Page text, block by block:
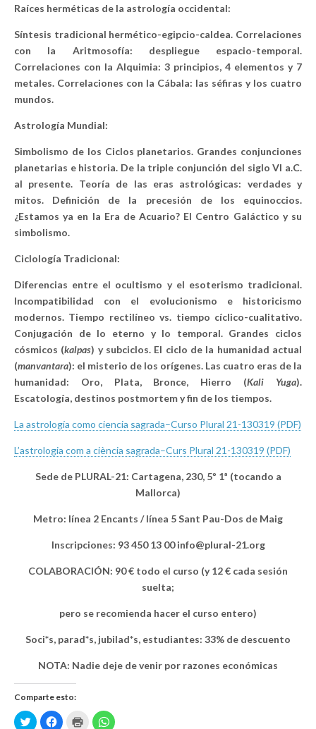
Raíces herméticas de la astrología occidental:
Síntesis tradicional hermético-egipcio-caldea. Correlaciones
con la Aritmosofía: despliegue espacio-temporal.
Correlaciones con la Alquimia: 3 principios, 4 elementos y 7
metales. Correlaciones con la Cábala: las séfiras y los cuatro
mundos.
Astrología Mundial:
Simbolismo de los Ciclos planetarios. Grandes conjunciones
planetarias e historia. De la triple conjunción del siglo VI a.C.
al presente. Teoría de las eras astrológicas: verdades y
mitos. Definición de la precesión de los equinoccios.
¿Estamos ya en la Era de Acuario? El Centro Galáctico y su
simbolismo.
Ciclología Tradicional:
Diferencias entre el ocultismo y el esoterismo tradicional.
Incompatibilidad con el evolucionismo e historicismo
modernos. Tiempo rectilíneo vs. tiempo cíclico-cualitativo.
Conjugación de lo eterno y lo temporal. Grandes ciclos
cósmicos (kalpas) y subciclos. El ciclo de la humanidad actual
(manvantara): el misterio de los orígenes. Las cuatro eras de la
humanidad: Oro, Plata, Bronce, Hierro (Kali Yuga).
Escatología, destinos postmortem y fin de los tiempos.
La astrología como ciencia sagrada–Curso Plural 21-130319 (PDF)
L’astrologia com a ciència sagrada–Curs Plural 21-130319 (PDF)
Sede de PLURAL-21: Cartagena, 230, 5º 1ª (tocando a
Mallorca)
Metro: línea 2 Encants / línea 5 Sant Pau-Dos de Maig
Inscripciones: 93 450 13 00info@plural-21.org
COLABORACIÓN: 90 € todo el curso (y 12 € cada sesión
suelta;
pero se recomienda hacer el curso entero)
Soci*s, parad*s, jubilad*s, estudiantes: 33% de descuento
NOTA: Nadie deje de venir por razones económicas
Comparte esto:
H H H